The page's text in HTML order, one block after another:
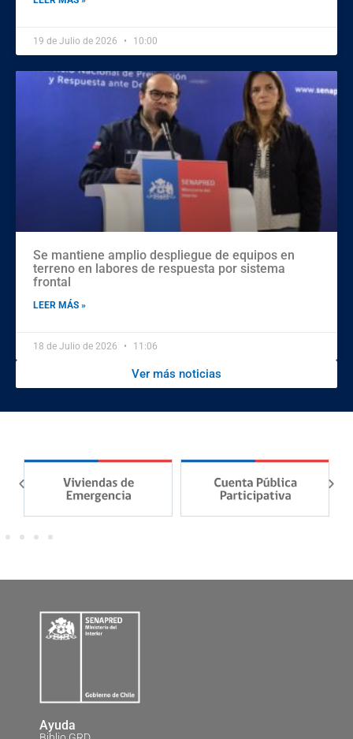
19 de Julio de 2026 10:00
Se mantiene amplio despliegue de equipos en
terreno en labores de respuesta por sistema
frontal
LEER MÁS »
18 de Julio de 2026 11:06
Ver más noticias
Ayuda